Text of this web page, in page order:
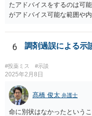
たアドバイスをするのは可
がアドバイス可能な範囲や
す）。
6 調剤過誤による示
#投薬ミス #示談
2025年2月8日
髙橋 俊太 弁護士
命に別状はなかったという